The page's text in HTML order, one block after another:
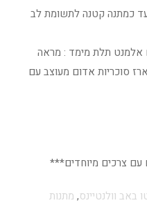
כמתנה קטנה לתשומת לב
אלמנט תלת מימד : מראה
סוכריות אדום מעוצב עם
עם צרכים מיוחדים***
באב וולנטיינס, מתנות